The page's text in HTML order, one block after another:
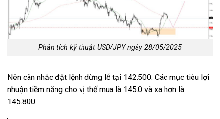
Phân tích kỹ thuật USD/JPY ngày 28/05/2025
Nên cân nhắc đặt lệnh dừng lỗ tại 142.500. Các mục tiêu lợi
nhuận tiềm năng cho vị thế mua là 145.0 và xa hơn là
145.800.